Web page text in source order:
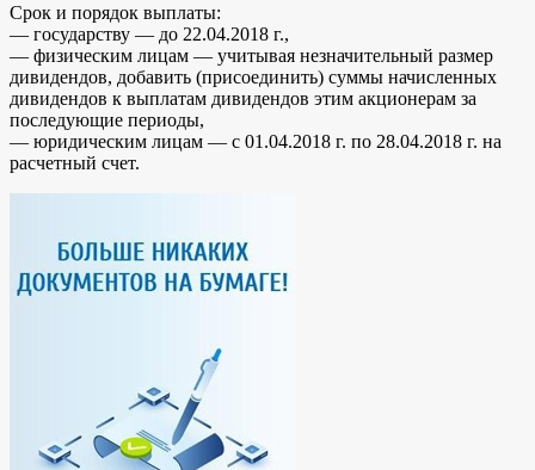
Срок и порядок выплаты:
— государству — до 22.04.2018 г.,
— физическим лицам — учитывая незначительный размер
дивидендов, добавить (присоединить) суммы начисленных
дивидендов к выплатам дивидендов этим акционерам за
последующие периоды,
— юридическим лицам — с 01.04.2018 г. по 28.04.2018 г. на
расчетный счет.